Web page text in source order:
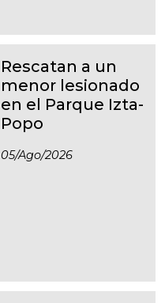
Rescatan a un
menor lesionado
en el Parque Izta-
Popo
05/ago/2026